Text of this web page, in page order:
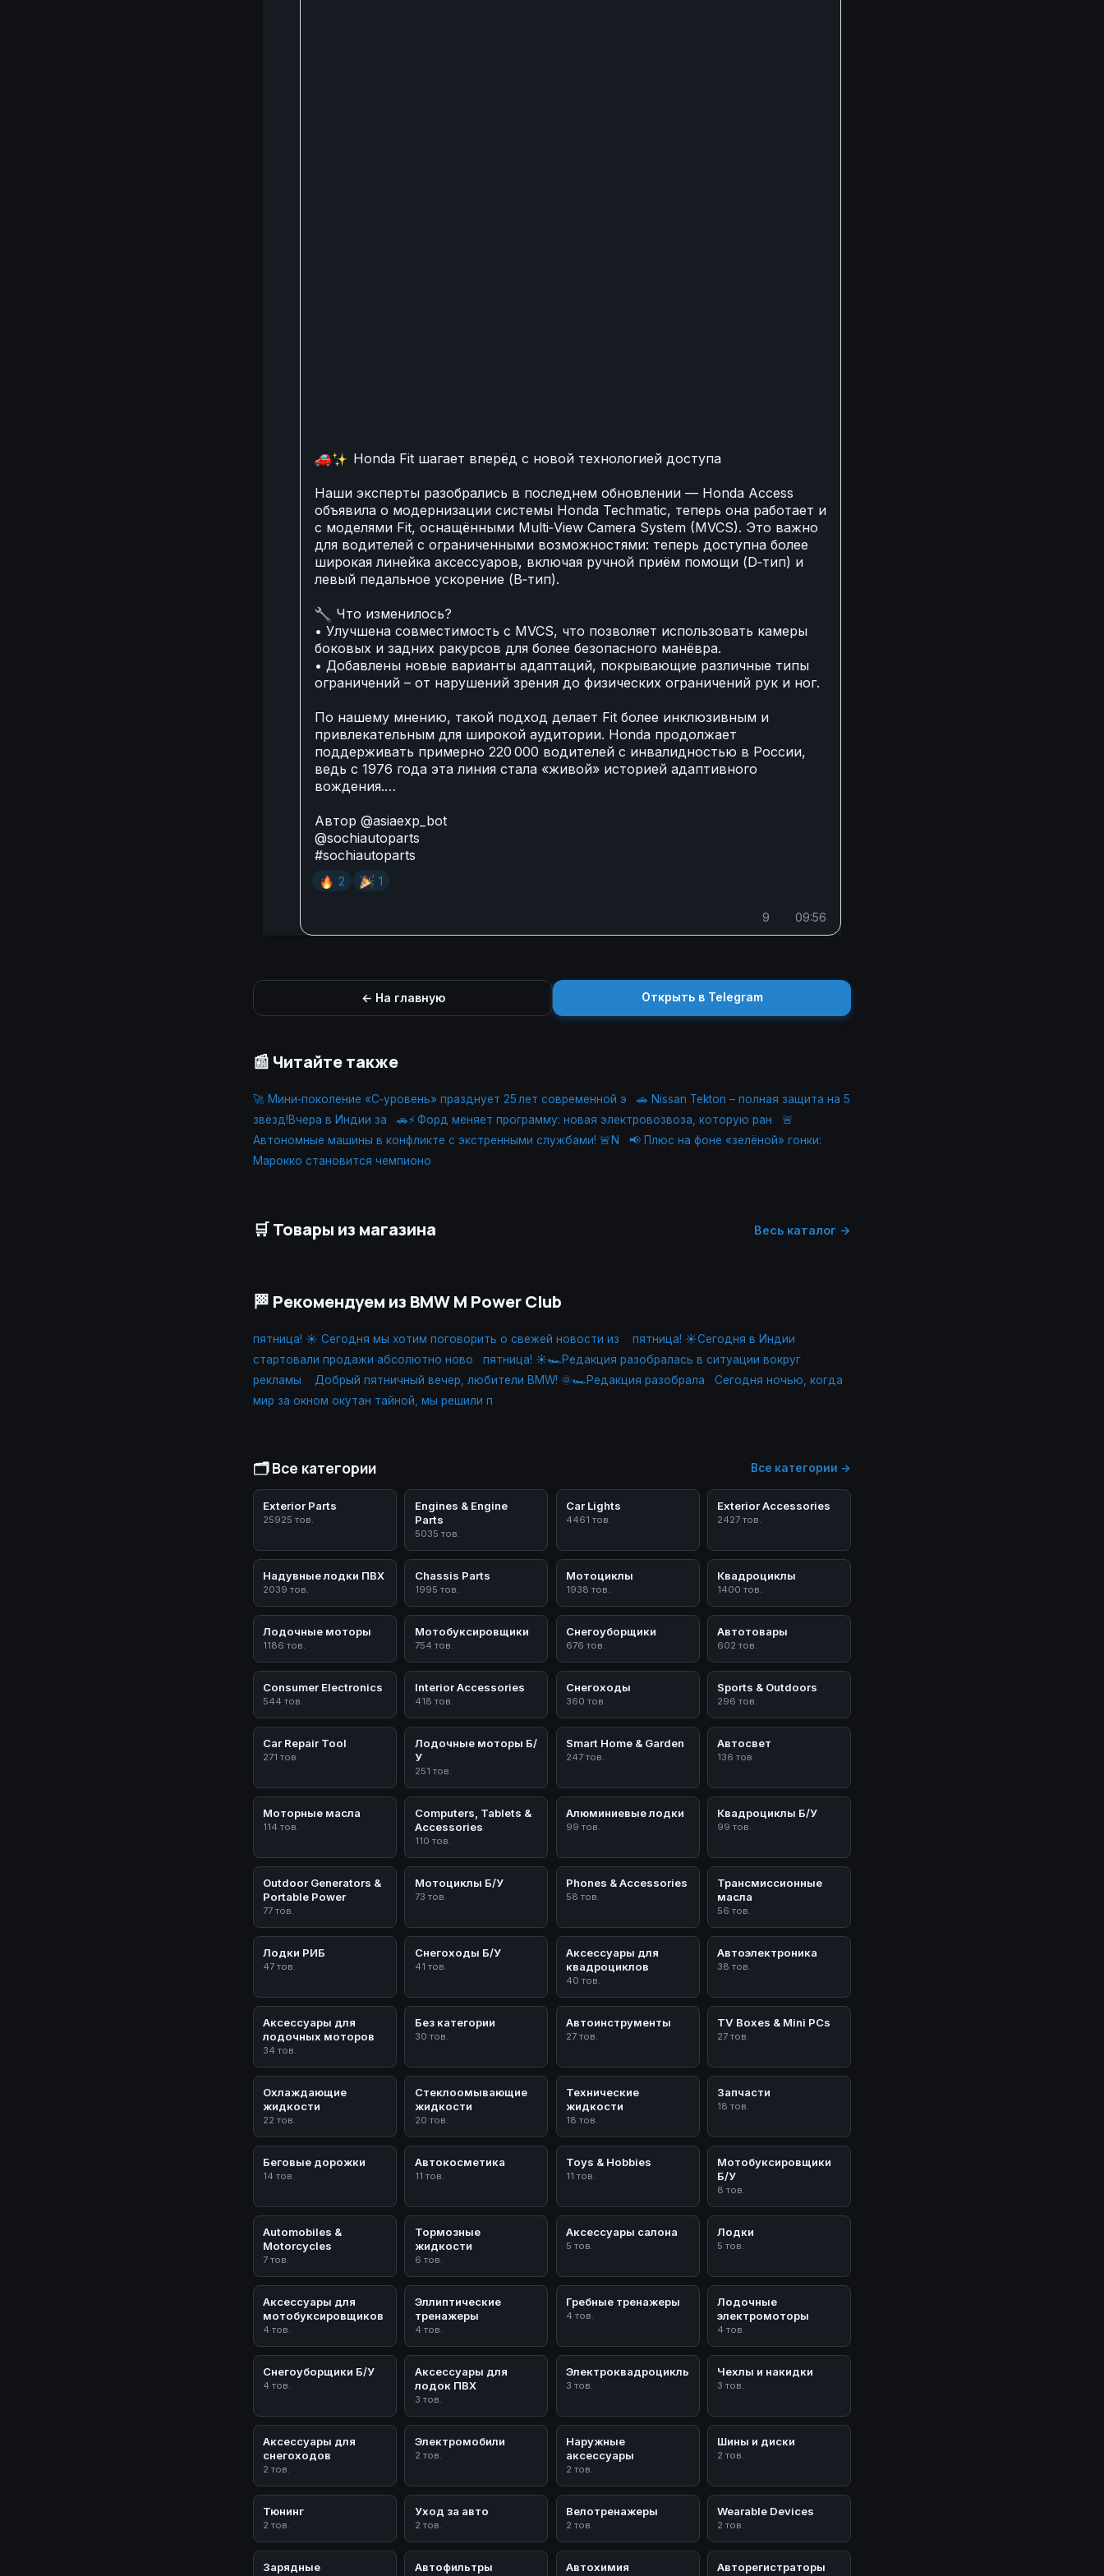
🚗
✨Honda Fit шагает вперёд с новой технологией доступа
Наши эксперты разобрались в последнем обновлении — Honda Access
объявила о модернизации системы Honda Techmatic, теперь она работает и
с моделями Fit, оснащёнными Multi‑View Camera System (MVCS). Это важно
для водителей с ограниченными возможностями: теперь доступна более
широкая линейка аксессуаров, включая ручной приём помощи (D‑тип) и
левый педальное ускорение (B‑тип).
🔧Что изменилось?
• Улучшена совместимость с MVCS, что позволяет использовать камеры
боковых и задних ракурсов для более безопасного манёвра.
• Добавлены новые варианты адаптаций, покрывающие различные типы
ограничений – от нарушений зрения до физических ограничений рук и ног.
По нашему мнению, такой подход делает Fit более инклюзивным и
привлекательным для широкой аудитории. Honda продолжает
поддерживать примерно 220 000 водителей с инвалидностью в России,
ведь с 1976 года эта линия стала «живой» историей адаптивного
вождения.…
Автор @asiaexp_bot
@sochiautoparts
#sochiautoparts
🔥
2
🎉
1
9 09:56
← На главную Открыть в Telegram
📰 Читайте также
🚀 Мини‑поколение «C‑уровень» празднует 25 лет современной э
🚗 Nissan Tekton – полная защита на 5
звёзд!Вчера в Индии за
🚗⚡ Форд меняет программу: новая электровозвоза, которую ран
🚨
Автономные машины в конфликте с экстренными службами! 🚨N
📢 Плюс на фоне «зелёной» гонки:
Марокко становится чемпионо
🛒 Товары из магазина Весь каталог →
🏁 Рекомендуем из BMW M Power Club
пятница! ☀️ Сегодня мы хотим поговорить о свежей новости из
пятница! ☀️Сегодня в Индии
стартовали продажи абсолютно ново
пятница! ☀️🏎Редакция разобралась в ситуации вокруг
рекламы
Добрый пятничный вечер, любители BMW! 🌞🏎Редакция разобрала
Сегодня ночью, когда
мир за окном окутан тайной, мы решили п
🗂️ Все категории Все категории →
Exterior Parts
25925 тов.
Engines & Engine
Parts
5035 тов.
Car Lights
4461 тов.
Exterior Accessories
2427 тов.
Надувные лодки ПВХ
2039 тов.
Chassis Parts
1995 тов.
Мотоциклы
1938 тов.
Квадроциклы
1400 тов.
Лодочные моторы
1186 тов.
Мотобуксировщики
754 тов.
Снегоуборщики
676 тов.
Автотовары
602 тов.
Consumer Electronics
544 тов.
Interior Accessories
418 тов.
Снегоходы
360 тов.
Sports & Outdoors
296 тов.
Car Repair Tool
271 тов.
Лодочные моторы Б/
У
251 тов.
Smart Home & Garden
247 тов.
Автосвет
136 тов.
Моторные масла
114 тов.
Computers, Tablets &
Accessories
110 тов.
Алюминиевые лодки
99 тов.
Квадроциклы Б/У
99 тов.
Outdoor Generators &
Portable Power
77 тов.
Мотоциклы Б/У
73 тов.
Phones & Accessories
58 тов.
Трансмиссионные
масла
56 тов.
Лодки РИБ
47 тов.
Снегоходы Б/У
41 тов.
Аксессуары для
квадроциклов
40 тов.
Автоэлектроника
38 тов.
Аксессуары для
лодочных моторов
34 тов.
Без категории
30 тов.
Автоинструменты
27 тов.
TV Boxes & Mini PCs
27 тов.
Охлаждающие
жидкости
22 тов.
Стеклоомывающие
жидкости
20 тов.
Технические
жидкости
18 тов.
Запчасти
18 тов.
Беговые дорожки
14 тов.
Автокосметика
11 тов.
Toys & Hobbies
11 тов.
Мотобуксировщики
Б/У
8 тов.
Automobiles &
Motorcycles
7 тов.
Тормозные
жидкости
6 тов.
Аксессуары салона
5 тов.
Лодки
5 тов.
Аксессуары для
мотобуксировщиков
4 тов.
Эллиптические
тренажеры
4 тов.
Гребные тренажеры
4 тов.
Лодочные
электромоторы
4 тов.
Снегоуборщики Б/У
4 тов.
Аксессуары для
лодок ПВХ
3 тов.
Электроквадроциклы
3 тов.
Чехлы и накидки
3 тов.
Аксессуары для
снегоходов
2 тов.
Электромобили
2 тов.
Наружные
аксессуары
2 тов.
Шины и диски
2 тов.
Тюнинг
2 тов.
Уход за авто
2 тов.
Велотренажеры
2 тов.
Wearable Devices
2 тов.
Зарядные
Автофильтры Автохимия Авторегистраторы